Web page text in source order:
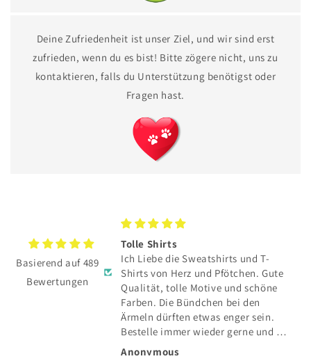
Deine Zufriedenheit ist unser Ziel, und wir sind erst
zufrieden, wenn du es bist! Bitte zögere nicht, uns zu
kontaktieren, falls du Unterstützung benötigst oder
Fragen hast.
Basierend auf 489
Bewertungen
hat sich total
Tolle Shirts
Ich Liebe die Sweatshirts und T-
Shirts von Herz und Pfötchen. Gute
Qualität, tolle Motive und schöne
Farben. Die Bündchen bei den
Ärmeln dürften etwas enger sein.
Bestelle immer wieder gerne und die
Lieferung in die Schweiz klappt auch
Anonymous